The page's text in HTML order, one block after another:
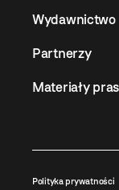
Wydawnictwo
Partnerzy
Materiały
Polityka prywatności